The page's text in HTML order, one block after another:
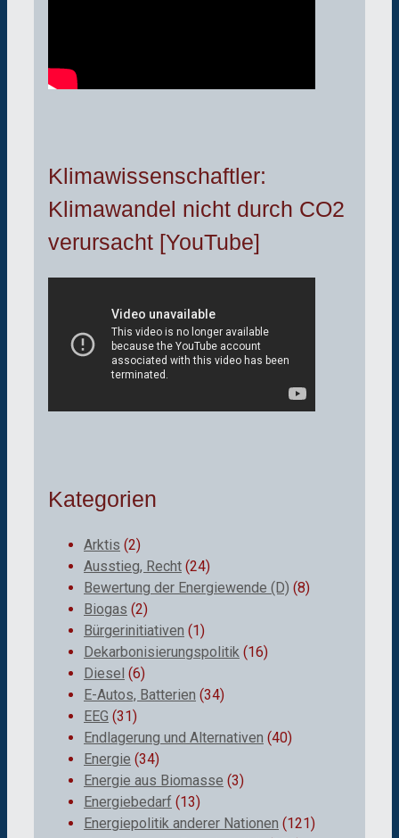
Klimawissenschaftler:
Klimawandel nicht durch CO2
verursacht [YouTube]
Kategorien
Arktis (2)
Ausstieg, Recht (24)
Bewertung der Energiewende (D) (8)
Biogas (2)
Bürgerinitiativen (1)
Dekarbonisierungspolitik (16)
Diesel (6)
E-Autos, Batterien (34)
EEG (31)
Endlagerung und Alternativen (40)
Energie (34)
Energie aus Biomasse (3)
Energiebedarf (13)
Energiepolitik anderer Nationen (121)